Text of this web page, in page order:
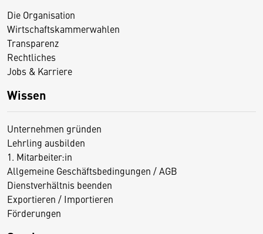
Die Organisation
Wirtschaftskammerwahlen
Transparenz
Rechtliches
Jobs & Karriere
Wissen
Unternehmen gründen
Lehrling ausbilden
1. Mitarbeiter:in
Allgemeine Geschäftsbedingungen / AGB
Dienstverhältnis beenden
Exportieren / Importieren
Förderungen